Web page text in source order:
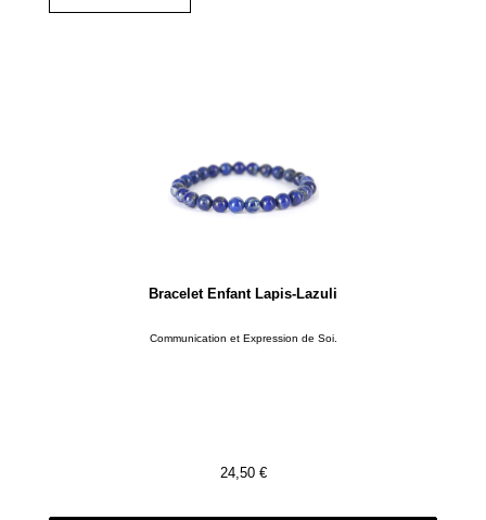
Bracelet Enfant Lapis-Lazuli
Communication et Expression de Soi.
24,50 €